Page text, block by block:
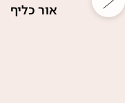
אור כליף